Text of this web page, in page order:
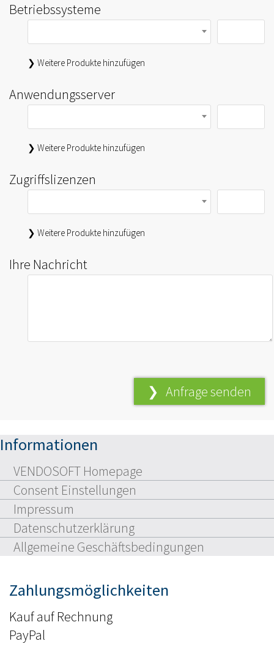
Betriebssysteme
❯ Weitere Produkte hinzufügen
Anwendungsserver
❯ Weitere Produkte hinzufügen
Zugriffslizenzen
❯ Weitere Produkte hinzufügen
Ihre Nachricht
Informationen
VENDOSOFT Homepage
Consent Einstellungen
Impressum
Datenschutzerklärung
Allgemeine Geschäftsbedingungen
Zahlungsmöglichkeiten
Kauf auf Rechnung
PayPal